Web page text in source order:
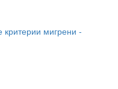
критерии мигрени -